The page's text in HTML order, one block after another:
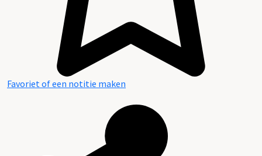
Favoriet of een notitie maken